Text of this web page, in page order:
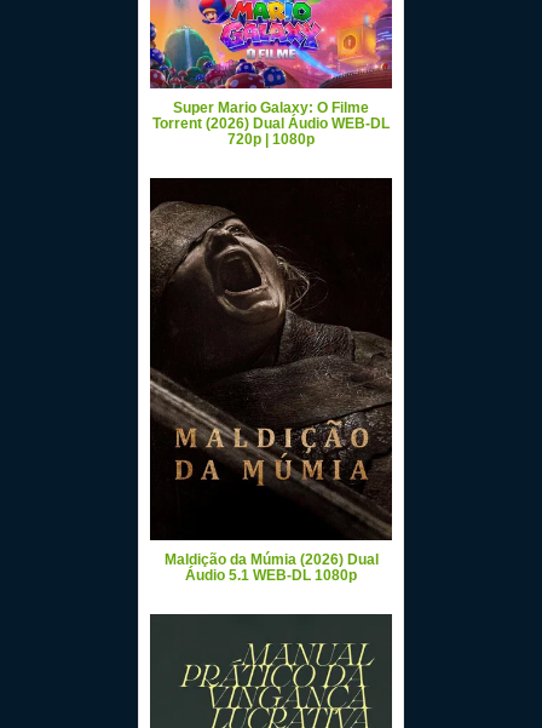
Super Mario Galaxy: O Filme
Torrent (2026) Dual Áudio WEB-DL
720p | 1080p
Maldição da Múmia (2026) Dual
Áudio 5.1 WEB-DL 1080p